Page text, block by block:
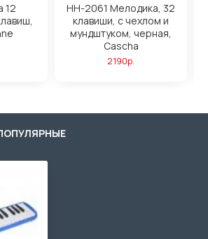
12
HH-2061 Мелодика, 32
клавиши, с чехлом и
мундштуком, черная,
Cascha
2190р.